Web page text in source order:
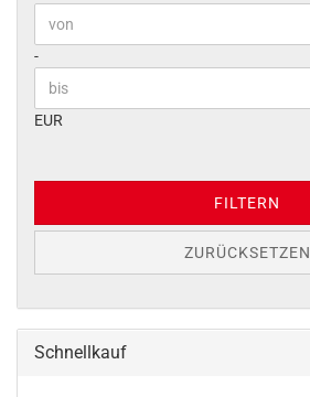
Preis bis
-
EUR
FILTERN
ZURÜCKSETZEN
Schnellkauf